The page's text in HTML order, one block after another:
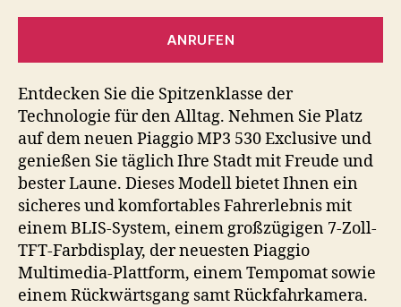
ANRUFEN
Entdecken Sie die Spitzenklasse der
Technologie für den Alltag. Nehmen Sie Platz
auf dem neuen Piaggio MP3 530 Exclusive und
genießen Sie täglich Ihre Stadt mit Freude und
bester Laune. Dieses Modell bietet Ihnen ein
sicheres und komfortables Fahrerlebnis mit
einem BLIS-System, einem großzügigen 7-Zoll-
TFT-Farbdisplay, der neuesten Piaggio
Multimedia-Plattform, einem Tempomat sowie
einem Rückwärtsgang samt Rückfahrkamera.